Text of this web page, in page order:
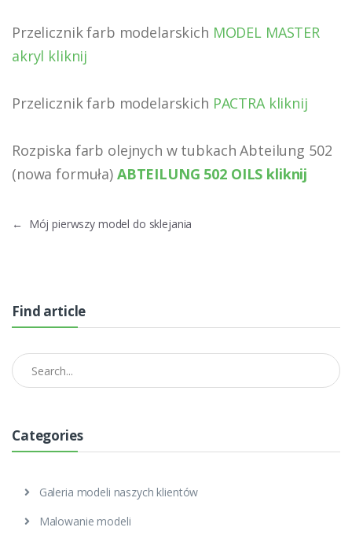
Przelicznik farb modelarskich MODEL MASTER
akryl kliknij
Przelicznik farb modelarskich PACTRA kliknij
Rozpiska farb olejnych w tubkach Abteilung 502
(nowa formuła) ABTEILUNG 502 OILS kliknij
← Mój pierwszy model do sklejania
Find article
Find article
Categories
Galeria modeli naszych klientów
Malowanie modeli